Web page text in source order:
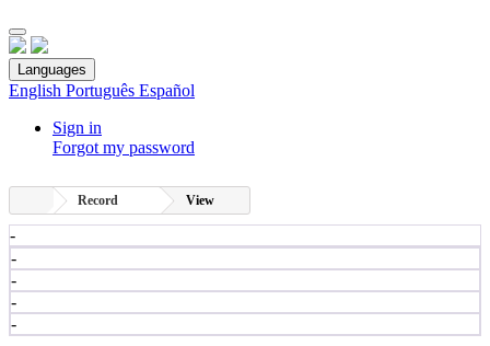
Languages
English Português Español
Sign in
Forgot my password
Record View
-
-
-
-
-